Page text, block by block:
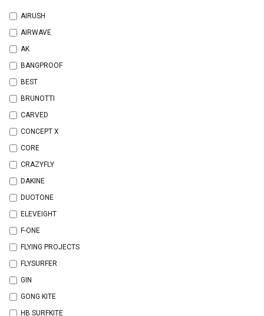
AIRUSH
AIRWAVE
AK
BANGPROOF
BEST
BRUNOTTI
CARVED
CONCEPT X
CORE
CRAZYFLY
DAKINE
DUOTONE
ELEVEIGHT
F-ONE
FLYING PROJECTS
FLYSURFER
GIN
GONG KITE
HB SURFKITE